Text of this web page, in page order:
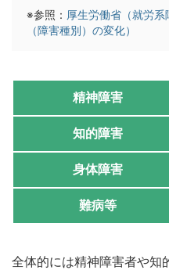
※参照： 厚生労働省（就労
（障害種別）の変化）
精神障害
知的障害
身体障害
難病等
全体的には精神障害者や知